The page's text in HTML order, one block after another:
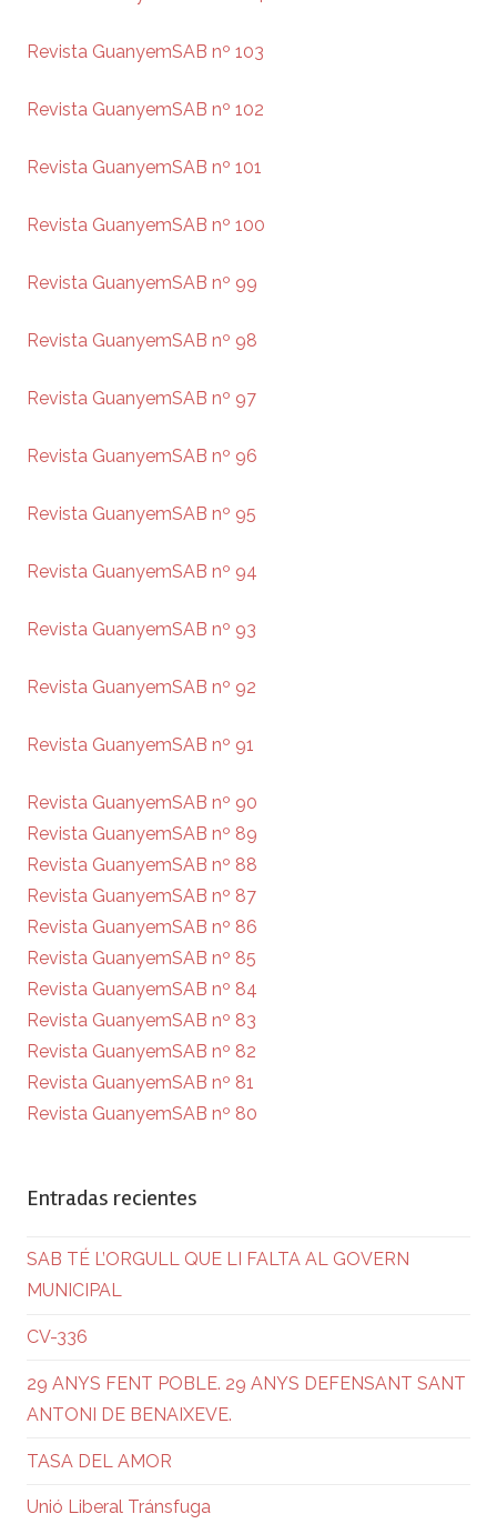
Revista GuanyemSAB nº 103
Revista GuanyemSAB nº 102
Revista GuanyemSAB nº 101
Revista GuanyemSAB nº 100
Revista GuanyemSAB nº 99
Revista GuanyemSAB nº 98
Revista GuanyemSAB nº 97
Revista GuanyemSAB nº 96
Revista GuanyemSAB nº 95
Revista GuanyemSAB nº 94
Revista GuanyemSAB nº 93
Revista GuanyemSAB nº 92
Revista GuanyemSAB nº 91
Revista GuanyemSAB nº 90
Revista GuanyemSAB nº 89
Revista GuanyemSAB nº 88
Revista GuanyemSAB nº 87
Revista GuanyemSAB nº 86
Revista GuanyemSAB nº 85
Revista GuanyemSAB nº 84
Revista GuanyemSAB nº 83
Revista GuanyemSAB nº 82
Revista GuanyemSAB nº 81
Revista GuanyemSAB nº 80
Entradas recientes
SAB TÉ L’ORGULL QUE LI FALTA AL GOVERN
MUNICIPAL
CV-336
29 ANYS FENT POBLE. 29 ANYS DEFENSANT SANT
ANTONI DE BENAIXEVE.
TASA DEL AMOR
Unió Liberal Tránsfuga